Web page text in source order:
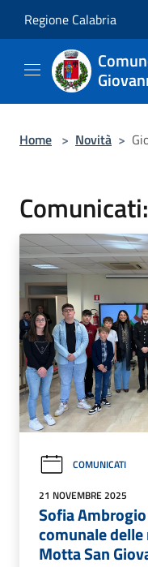
Regione Calabria
Home > Novità >
COMUNICATI
21 NOVEMBRE 2025
Sofia
comunale delle
Motta San